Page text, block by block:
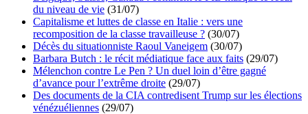
du niveau de vie (31/07)
Capitalisme et luttes de classe en Italie : vers une
recomposition de la classe travailleuse ? (30/07)
Décès du situationniste Raoul Vaneigem (30/07)
Barbara Butch : le récit médiatique face aux faits (29/07)
Mélenchon contre Le Pen ? Un duel loin d’être gagné
d’avance pour l’extrême droite (29/07)
Des documents de la CIA contredisent Trump sur les élections
vénézuéliennes (29/07)